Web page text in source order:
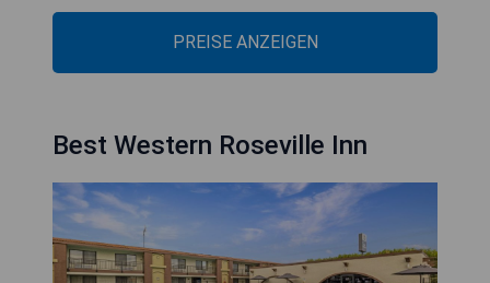
PREISE ANZEIGEN
Best Western Roseville Inn